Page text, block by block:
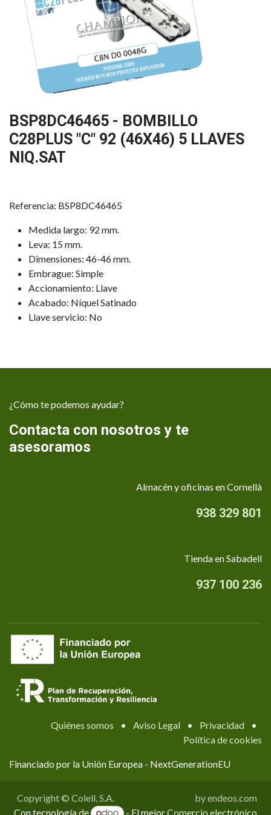
BSP8DC46465 - BOMBILLO
C28PLUS "C" 92 (46X46) 5 LLAVES
NIQ.SAT
Referencia: BSP8DC46465
Medida largo: 92 mm.
Leva: 15 mm.
Dimensiones: 46-46 mm.
Embrague: Simple
Accionamiento: Llave
Acabado: Níquel Satinado
Llave servicio: No
¿Cómo te podemos ayudar?
Contacta con nosotros y te
asesoramos
Almacén y oficinas en Cornellà
938 329 801
Tienda en Sabadell
937 100 236
Quiénes somos • Aviso Legal • Privacidad
•
Política de cookies
Financiado por la Unión Europea - NextGenerationEU
Copyright © Colell, S.A.
by endeos.com
Con tecnología de
- El mejorComercio electrónico